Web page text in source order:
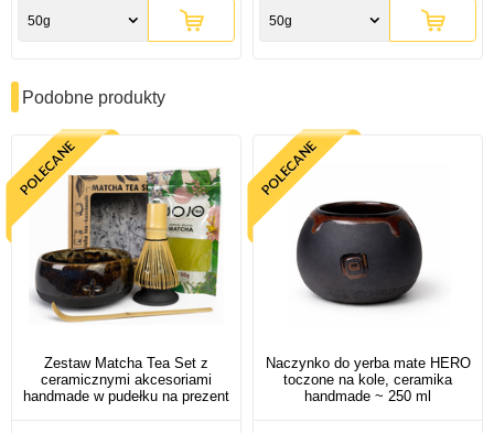
50g 50g
Podobne produkty
Zestaw Matcha Tea Set z
ceramicznymi akcesoriami
handmade w pudełku na prezent
Naczynko do yerba mate HERO
toczone na kole, ceramika
handmade ~ 250 ml